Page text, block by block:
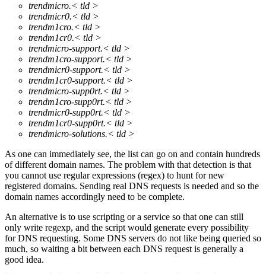
trendmicro.< tld >
trendmicr0.< tld >
trendm1cro.< tld >
trendm1cr0.< tld >
trendmicro-support.< tld >
trendm1cro-support.< tld >
trendmicr0-support.< tld >
trendm1cr0-support.< tld >
trendmicro-supp0rt.< tld >
trendm1cro-supp0rt.< tld >
trendmicr0-supp0rt.< tld >
trendm1cr0-supp0rt.< tld >
trendmicro-solutions.< tld >
As one can immediately see, the list can go on and contain hundreds
of different domain names. The problem with that detection is that
you cannot use regular expressions (regex) to hunt for new
registered domains. Sending real DNS requests is needed and so the
domain names accordingly need to be complete.
An alternative is to use scripting or a service so that one can still
only write regexp, and the script would generate every possibility
for DNS requesting. Some DNS servers do not like being queried so
much, so waiting a bit between each DNS request is generally a
good idea.